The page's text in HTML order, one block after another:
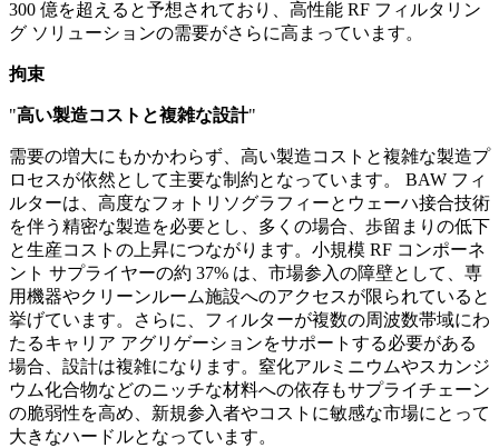
300 億を超えると予想されており、高性能 RF フィルタリン
グ ソリューションの需要がさらに高まっています。
拘束
"高い製造コストと複雑な設計"
需要の増大にもかかわらず、高い製造コストと複雑な製造プ
ロセスが依然として主要な制約となっています。 BAW フィ
ルターは、高度なフォトリソグラフィーとウェーハ接合技術
を伴う精密な製造を必要とし、多くの場合、歩留まりの低下
と生産コストの上昇につながります。小規模 RF コンポーネ
ント サプライヤーの約 37% は、市場参入の障壁として、専
用機器やクリーンルーム施設へのアクセスが限られていると
挙げています。さらに、フィルターが複数の周波数帯域にわ
たるキャリア アグリゲーションをサポートする必要がある
場合、設計は複雑になります。窒化アルミニウムやスカンジ
ウム化合物などのニッチな材料への依存もサプライチェーン
の脆弱性を高め、新規参入者やコストに敏感な市場にとって
大きなハードルとなっています。